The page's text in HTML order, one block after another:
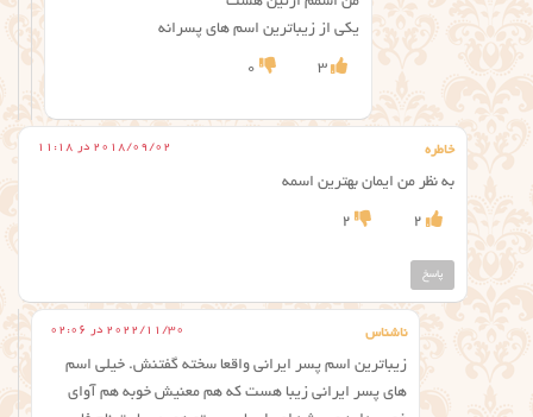
یکی از زیباترین اسم های پسرانه
3
0
خاطره 2018/09/02 در 11:18
به نظر من ایمان بهترین اسمه
2
2
پاسخ
ناشناس 2022/11/30 در 02:06
زیباترین اسم پسر ایرانی واقعا سخته گفتنش. خیلی اسم
های پسر ایرانی زیبا هست که هم معنیش خوبه هم آوای